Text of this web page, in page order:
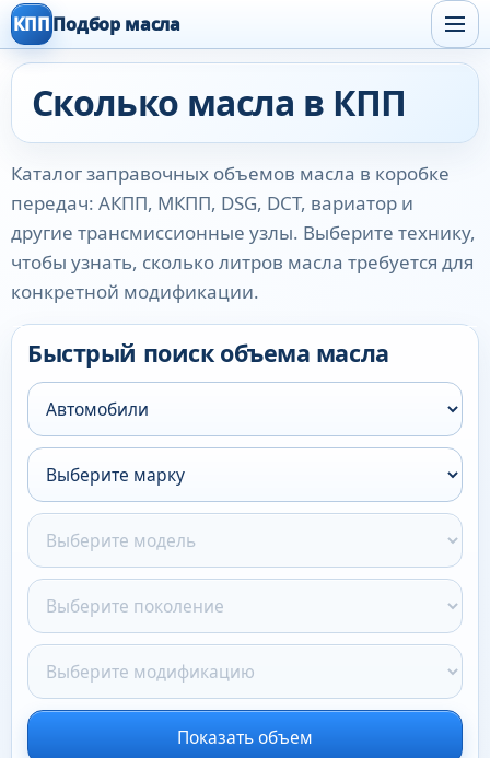
КПППодбор масла
Сколько масла в КПП
Каталог заправочных объемов масла в коробке
передач: АКПП, МКПП, DSG, DCT, вариатор и
другие трансмиссионные узлы. Выберите технику,
чтобы узнать, сколько литров масла требуется для
конкретной модификации.
Быстрый поиск объема масла
Показать объем